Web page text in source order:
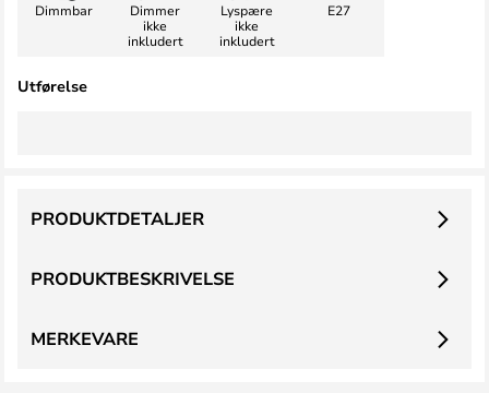
Dimmbar
Dimmer
ikke
inkludert
Lyspære
ikke
inkludert
E27
Utførelse
PRODUKTBESKRIVELSE
PRODUKTDETALJER
MERKEVARE